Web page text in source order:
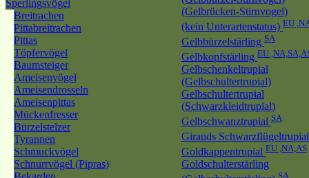
Sperlingsvögel
Breitrachen
Pittabreitrachen
Pittas
Töpfervögel
Baumsteiger
Ameisenvögel
Ameisendrosseln
Ameisenpittas
Mückenfresser
Bürzelstelzer
Tyrannen
Schmuckvögel
Schnurrvögel (Pipras)
(Gelbrücken-Stirnvogel)
(kein Unterartenstatus) EU
Gelbbürzelstärling SA
Gelbkopfstärling EU
Gelbschenkeltrupial
(Gelbschultertrupial)
Gelbschultertrupial
(Schwarzkleidtrupial)
Gelbschwanztrupial SA
Girauds
Goldkappentrupial EU ,NA,AS
Goldschulterstärling
SA